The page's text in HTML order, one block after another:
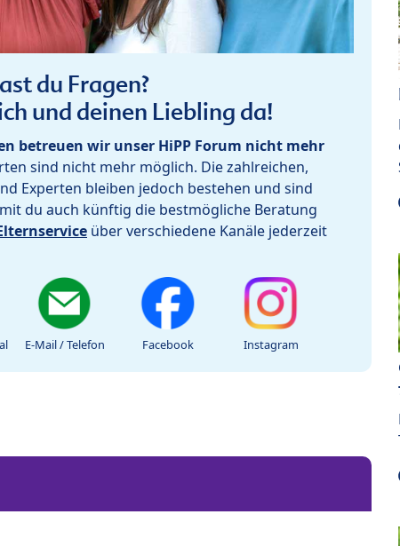
du Fragen?
und deinen Liebling da!
betreuen wir unser HiPP Forum nicht mehr
sind nicht mehr möglich. Die zahlreichen,
Experten bleiben jedoch bestehen und sind
du auch künftig die bestmögliche Beratung
über verschiedene Kanäle jederzeit
E-Mail / Telefon Facebook Instagram